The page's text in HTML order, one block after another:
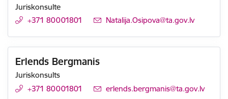
Juriskonsulte
+371 80001801
E-pasts:
Natalija.Osipova@ta.gov.lv
Erlends Bergmanis
Juriskonsults
+371 80001801
E-pasts:
erlends.bergmanis@ta.gov.lv